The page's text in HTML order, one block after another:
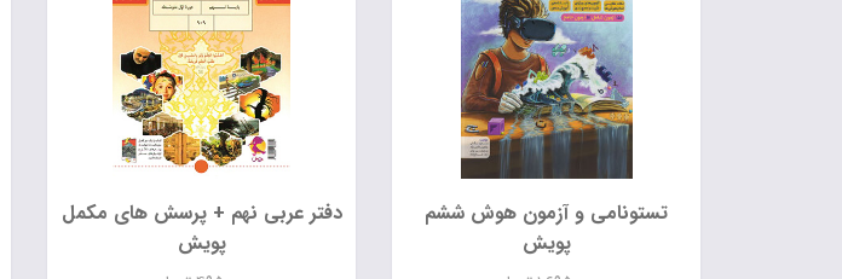
تستونامی و آزمون هوش ششم
پویش
دفتر عربی نهم + پرسش های مکمل
پویش